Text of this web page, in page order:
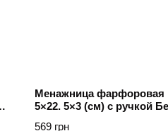
Менажница фарфоровая
5×22. 5×3 (см) с ручкой
569 грн